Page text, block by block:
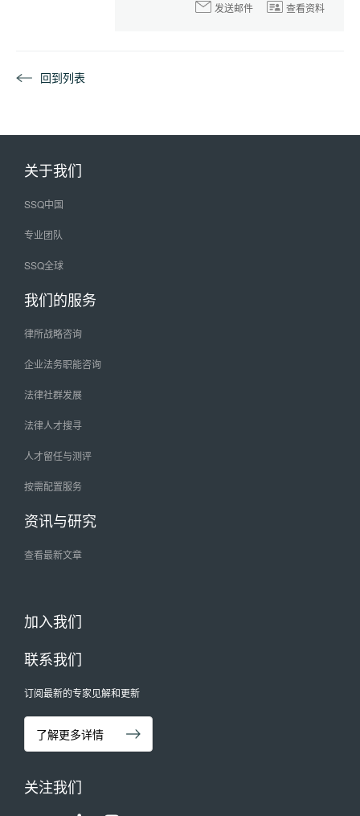
发送邮件 查看资料
回到列表
关于我们
SSQ中国
专业团队
SSQ全球
我们的服务
律所战略咨询
企业法务职能咨询
法律社群发展
法律人才搜寻
人才留任与测评
按需配置服务
资讯与研究
查看最新文章
加入我们
联系我们
订阅最新的专家见解和更新
了解更多详情
关注我们